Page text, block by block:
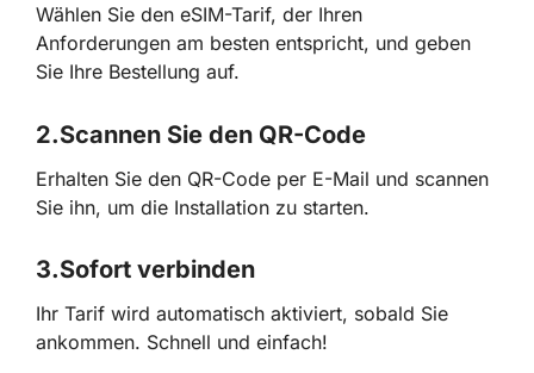
Wählen Sie den eSIM-Tarif, der Ihren
Anforderungen am besten entspricht, und geben
Sie Ihre Bestellung auf.
2.Scannen Sie den QR-Code
Erhalten Sie den QR-Code per E-Mail und scannen
Sie ihn, um die Installation zu starten.
3.Sofort verbinden
Ihr Tarif wird automatisch aktiviert, sobald Sie
ankommen. Schnell und einfach!